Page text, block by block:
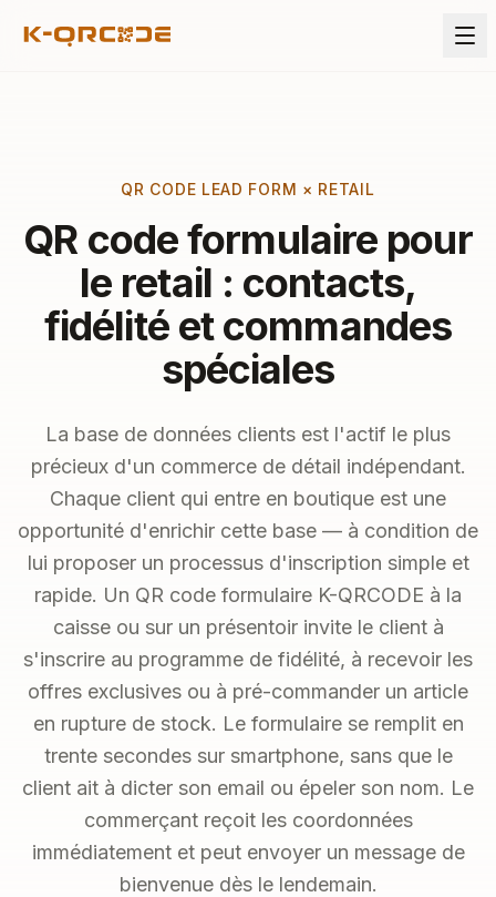
QR CODE LEAD FORM × RETAIL
QR code formulaire pour
le retail : contacts,
fidélité et commandes
spéciales
La base de données clients est l'actif le plus
précieux d'un commerce de détail indépendant.
Chaque client qui entre en boutique est une
opportunité d'enrichir cette base — à condition de
lui proposer un processus d'inscription simple et
rapide. Un QR code formulaire K-QRCODE à la
caisse ou sur un présentoir invite le client à
s'inscrire au programme de fidélité, à recevoir les
offres exclusives ou à pré-commander un article
en rupture de stock. Le formulaire se remplit en
trente secondes sur smartphone, sans que le
client ait à dicter son email ou épeler son nom. Le
commerçant reçoit les coordonnées
immédiatement et peut envoyer un message de
bienvenue dès le lendemain.